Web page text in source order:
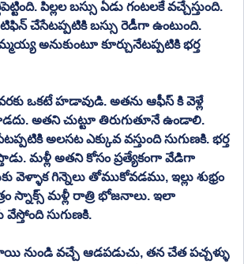
పిల్లల బస్సు ఏడు గంటలకే వచ్చేస్తుంది.
చేసేటప్పటికి బస్సు రెడీగా ఉంటుంది.
అనుకుంటూ కూర్చునేటప్పటికి భర్త
వరకు ఒకటే హడావుడి. అతను ఆఫీస్ కి వెళ్లే
అతని చుట్టూ తిరుగుతూనే ఉండాలి.
అలసట ఎక్కువ వస్తుంది సుగుణకి. భర్త
మళ్లీ అతని కోసం ప్రత్యేకంగా వేడిగా
వెళ్ళాక గిన్నెలు తోముకోవడము, ఇల్లు శుభ్రం
స్నాక్స్ మళ్లీ రాత్రి భోజనాలు. ఇలా
సుగుణకి.
వచ్చే ఆడపడుచు, తన చేత పచ్చళ్ళు